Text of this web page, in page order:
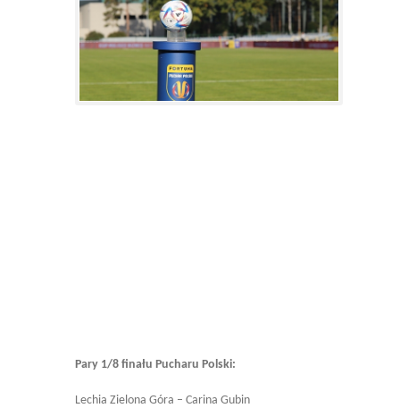
Pary 1/8 finału Pucharu Polski:
Lechia Zielona Góra – Carina Gubin